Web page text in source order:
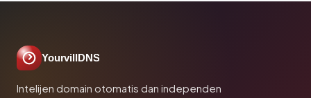
YourvillDNS
Intelijen domain otomatis dan independen